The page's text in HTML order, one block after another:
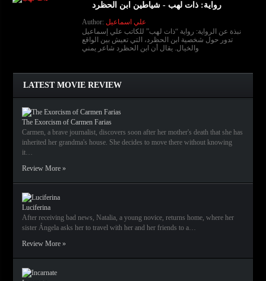
رواية: ذات لهب - شياطين ابن الحظرد
Author: علي اسماعيل
نبذة عن الرواية: رواية “ذات لهب” للكاتب علي إسماعيل
تدور حول شخصية ابن الحظرد، التي تعيش بين الواقع
والخيال. يقال أن ابن الحظرد شاعر يمني
LATEST MOVIE REVIEW
The Exorcism of Carmen Farias
Carmen, a brave journalist, discovers soon after her mother's death that she has
inherited her grandma's house. She decides to move there without knowing
it…
Review More »
Luciferina
After receiving bad news, Natalia, a young novice, returns home, where her
sister Ángela asks her to travel with her and her friends to a…
Review More »